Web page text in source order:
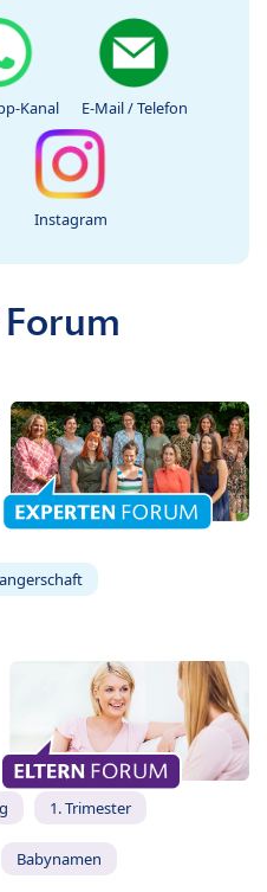
Kanal E-Mail / Telefon
Instagram
1. Trimester
Babynamen